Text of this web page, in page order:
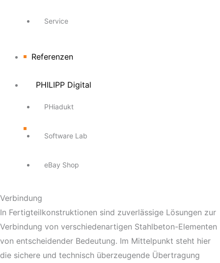
Service
Referenzen
PHILIPP Digital
PHiadukt
Software Lab
eBay Shop
Verbindung
In Fertigteilkonstruktionen sind zuverlässige Lösungen zur
Verbindung von verschiedenartigen Stahlbeton-Elementen
von entscheidender Bedeutung. Im Mittelpunkt steht hier
die sichere und technisch überzeugende Übertragung